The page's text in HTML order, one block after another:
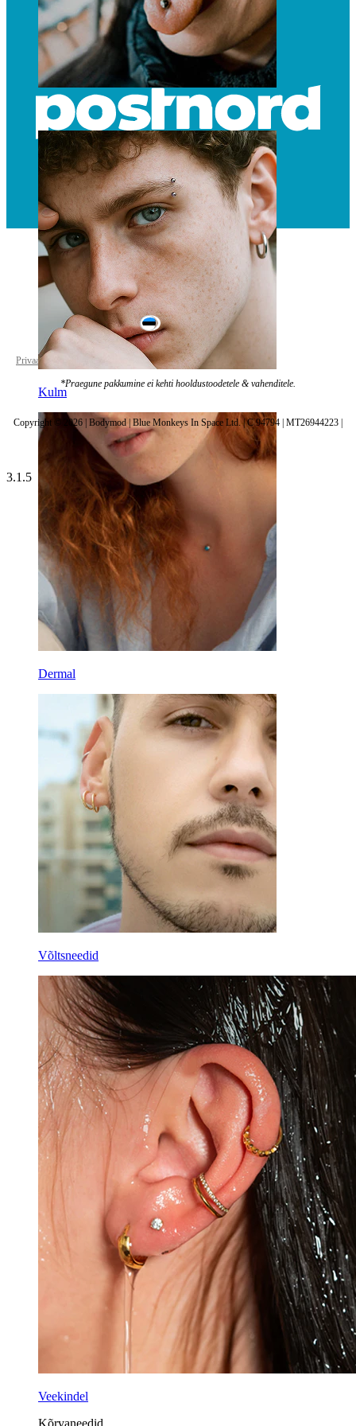
Keel
Kulm
Dermal
Võltsneedid
Veekindel
Kõrvaneedid
Estonia
Privaatsuspoliitika Küpsiste seaded
*Praegune pakkumine ei kehti hooldustoodetele & vahenditele.
Copyright © 2026 | Bodymod | Blue Monkeys In Space Ltd. | C 94794 | MT26944223 |
3.1.5